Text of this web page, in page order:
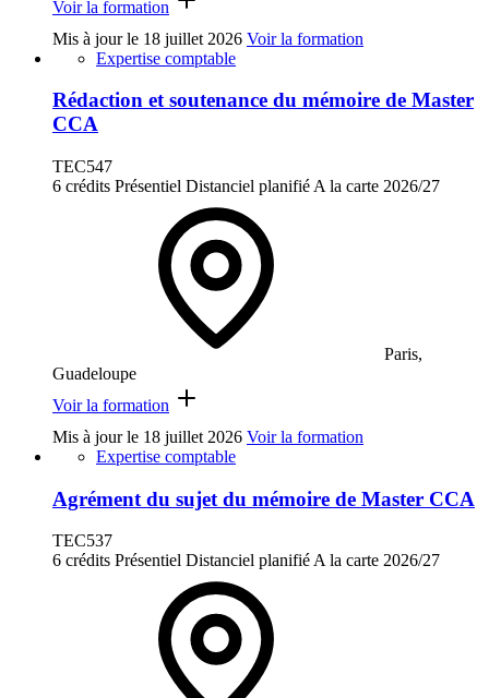
Voir la formation
Mis à jour le 18 juillet 2026 Voir la formation
Expertise comptable
Rédaction et soutenance du mémoire de Master
CCA
TEC547
6 crédits Présentiel Distanciel planifié A la carte 2026/27
Paris,
Guadeloupe
Voir la formation
Mis à jour le 18 juillet 2026 Voir la formation
Expertise comptable
Agrément du sujet du mémoire de Master CCA
TEC537
6 crédits Présentiel Distanciel planifiéA la carte 2026/27